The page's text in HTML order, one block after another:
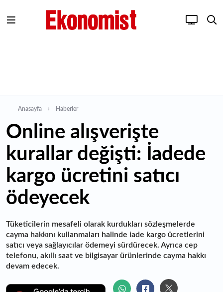
Anasayfa Haberler
Online alışverişte
kurallar değişti: İadede
kargo ücretini satıcı
ödeyecek
Tüketicilerin mesafeli olarak kurdukları sözleşmelerde
cayma hakkını kullanmaları halinde iade kargo ücretlerini
satıcı veya sağlayıcılar ödemeyi sürdürecek. Ayrıca cep
telefonu, akıllı saat ve bilgisayar ürünlerinde cayma hakkı
devam edecek.